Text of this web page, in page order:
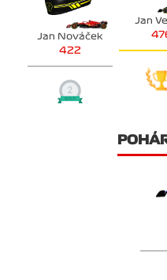
Jan Nováček
422
Jan